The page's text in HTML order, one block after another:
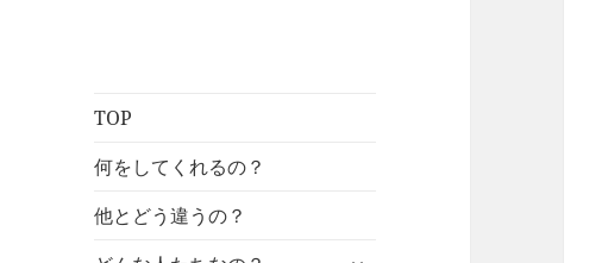
TOP
何をしてくれるの？
他とどう違うの？
サ